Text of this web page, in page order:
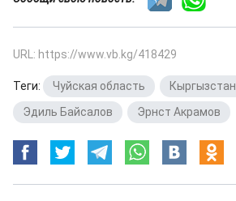
URL: https://www.vb.kg/418429
Теги: Чуйская область Кыргызстан
Эдиль Байсалов
Эрнст Акрамов